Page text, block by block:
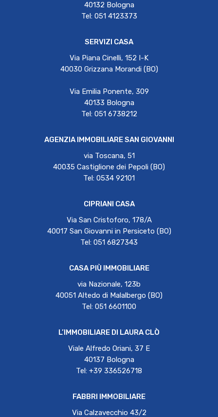
40132 Bologna
Tel: 051 4123373
SERVIZI CASA
Via Piana Cinelli, 152 I-K
40030 Grizzana Morandi (BO)
Via Emilia Ponente, 309
40133 Bologna
Tel: 051 6738212
AGENZIA IMMOBILIARE SAN GIOVANNI
via Toscana, 51
40035 Castiglione dei Pepoli (BO)
Tel: 0534 92101
CIPRIANI CASA
Via San Cristoforo, 178/A
40017 San Giovanni in Persiceto (BO)
Tel: 051 6827343
CASA PIÙ IMMOBILIARE
via Nazionale, 123b
40051 Altedo di Malalbergo (BO)
Tel: 051 6601100
L’IMMOBILIARE DI LAURA CLÒ
Viale Alfredo Oriani, 37 E
40137 Bologna
Tel: +39 336526718
FABBRI IMMOBILIARE
Via Calzavecchio 43/2